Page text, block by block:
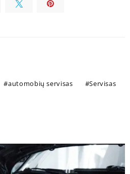
automobių servisas Servisas